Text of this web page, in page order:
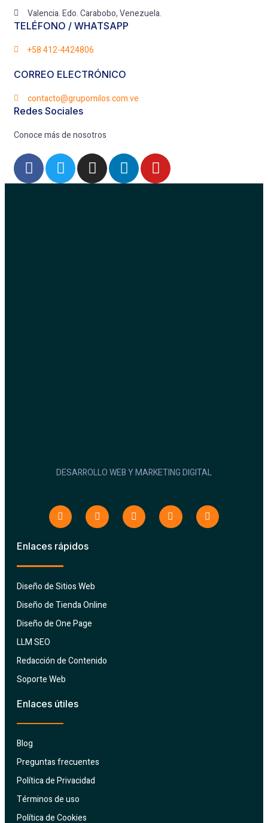
Valencia. Edo. Carabobo, Venezuela.
TELÉFONO / WHATSAPP
+58 412-4424806
CORREO ELECTRÓNICO
contacto@grupomilos.com.ve
Redes Sociales
Conoce más de nosotros
DESARROLLO WEB Y MARKETING DIGITAL
Enlaces rápidos
Diseño de Sitios Web
Diseño de Tienda Online
Diseño de One Page
LLM SEO
Redacción de Contenido
Soporte Web
Enlaces útiles
Blog
Preguntas frecuentes
Política de Privacidad
Términos de uso
Política de Cookies